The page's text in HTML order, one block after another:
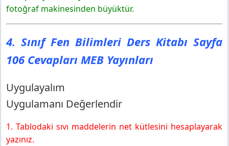
fotoğraf makinesinden büyüktür.
4. Sınıf Fen Bilimleri Ders Kitabı Sayfa
106 Cevapları MEB Yayınları
Uygulayalım
Uygulamanı Değerlendir
1. Tablodaki sıvı maddelerin net kütlesini hesaplayarak
yazınız.